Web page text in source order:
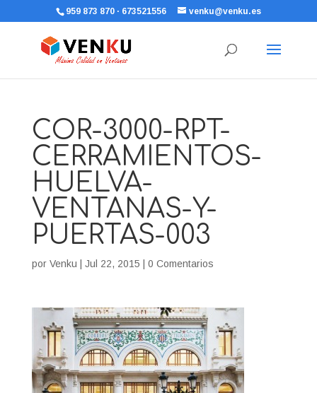
959 873 870 · 673521556 venku@venku.es
COR-3000-RPT-
CERRAMIENTOS-
HUELVA-
VENTANAS-Y-
PUERTAS-003
por Venku Jul 22, 2015 0 Comentarios